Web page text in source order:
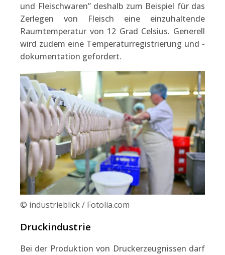
und Fleischwaren” deshalb zum Beispiel für das
Zerlegen von Fleisch eine einzuhaltende
Raumtemperatur von 12 Grad Celsius. Generell
wird zudem eine Temperaturregistrierung und -
dokumentation gefordert.
© industrieblick / Fotolia.com
Druckindustrie
Bei der Produktion von Druckerzeugnissen darf